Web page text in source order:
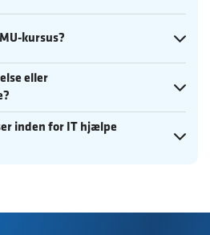
kursus?
eller
inden for IT hjælpe